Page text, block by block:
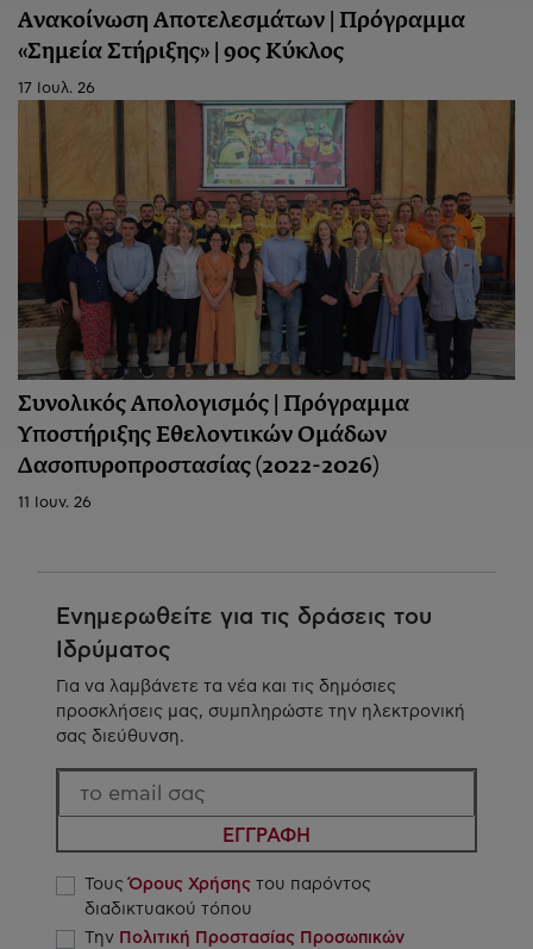
Ανακοίνωση Aποτελεσμάτων | Πρόγραμμα
«Σημεία Στήριξης» | 9ος Κύκλος
17 Ιουλ. 26
Συνολικός Απολογισμός | Πρόγραμμα
Υποστήριξης Εθελοντικών Ομάδων
Δασοπυροπροστασίας (2022-2026)
11 Ιουν. 26
Ενημερωθείτε για τις δράσεις του
Ιδρύματος
Για να λαμβάνετε τα νέα και τις δημόσιες
προσκλήσεις μας, συμπληρώστε την ηλεκτρονική
σας διεύθυνση.
ΕΓΓΡΑΦΗ
ΤουςΌρους Χρήσης του παρόντος
διαδικτυακού τόπου
Την Πολιτική Προστασίας Προσωπικών